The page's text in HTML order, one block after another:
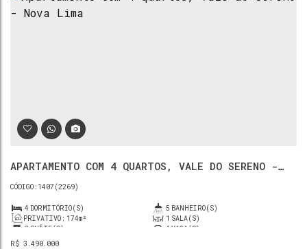
APARTAMENTO COM 4 QUARTOS, VALE DO SERENO -
R$ 3.490.000
1407 (2269)
4 DORMITÓRIO(S) 5 BANHEIRO(S)
PRIVATIVO: 174m² 1 SALA(S)
2 SUÍTE(S) 4 VAGA(S)